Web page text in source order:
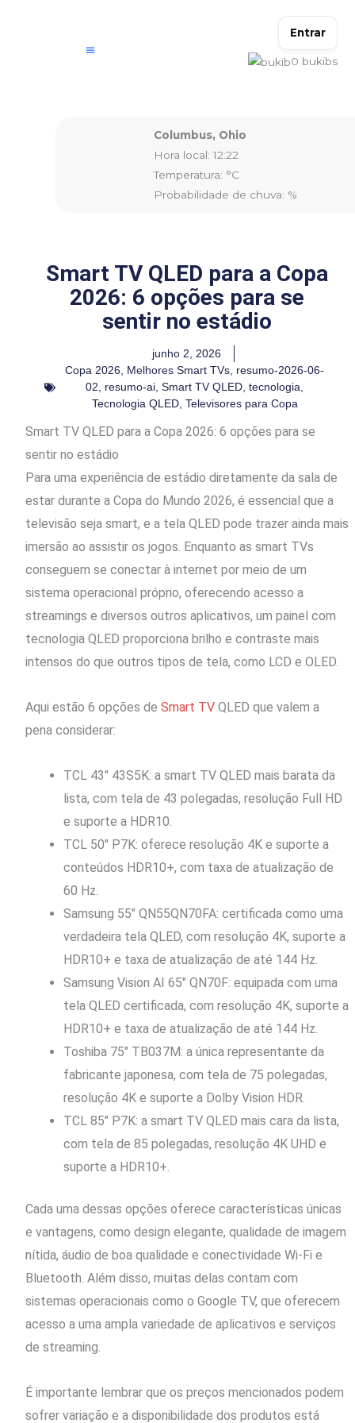
Entrar
0 bukibs
Columbus, Ohio
Hora local: 12:22
Temperatura: °C
Probabilidade de chuva: %
Smart TV QLED para a Copa
2026: 6 opções para se
sentir no estádio
junho 2, 2026
Copa 2026, Melhores Smart TVs, resumo-2026-06-
02, resumo-ai, Smart TV QLED, tecnologia,
Tecnologia QLED, Televisores para Copa
Smart TV QLED para a Copa 2026: 6 opções para se
sentir no estádio
Para uma experiência de estádio diretamente da sala de
estar durante a Copa do Mundo 2026, é essencial que a
televisão seja smart, e a tela QLED pode trazer ainda mais
imersão ao assistir os jogos. Enquanto as smart TVs
conseguem se conectar à internet por meio de um
sistema operacional próprio, oferecendo acesso a
streamings e diversos outros aplicativos, um painel com
tecnologia QLED proporciona brilho e contraste mais
intensos do que outros tipos de tela, como LCD e OLED.
Aqui estão 6 opções de Smart TV QLED que valem a
pena considerar:
TCL 43″ 43S5K: a smart TV QLED mais barata da
lista, com tela de 43 polegadas, resolução Full HD
e suporte a HDR10.
TCL 50″ P7K: oferece resolução 4K e suporte a
conteúdos HDR10+, com taxa de atualização de
60 Hz.
Samsung 55″ QN55QN70FA: certificada como uma
verdadeira tela QLED, com resolução 4K, suporte a
HDR10+ e taxa de atualização de até 144 Hz.
Samsung Vision AI 65″ QN70F: equipada com uma
tela QLED certificada, com resolução 4K, suporte a
HDR10+ e taxa de atualização de até 144 Hz.
Toshiba 75″ TB037M: a única representante da
fabricante japonesa, com tela de 75 polegadas,
resolução 4K e suporte a Dolby Vision HDR.
TCL 85″ P7K: a smart TV QLED mais cara da lista,
com tela de 85 polegadas, resolução 4K UHD e
suporte a HDR10+.
Cada uma dessas opções oferece características únicas
e vantagens, como design elegante, qualidade de imagem
nítida, áudio de boa qualidade e conectividade Wi-Fi e
Bluetooth. Além disso, muitas delas contam com
sistemas operacionais como o Google TV, que oferecem
acesso a uma ampla variedade de aplicativos e serviços
de streaming.
É importante lembrar que os preços mencionados podem
sofrer variação e a disponibilidade dos produtos está